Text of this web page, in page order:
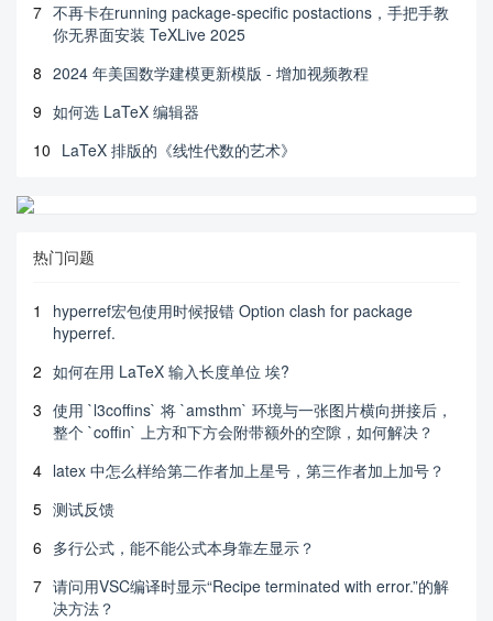
7 不再卡在running package-specific postactions，手把手教
你无界面安装 TeXLive 2025
8 2024 年美国数学建模更新模版 - 增加视频教程
9 如何选 LaTeX 编辑器
10 LaTeX 排版的《线性代数的艺术》
热门问题
1
hyperref宏包使用时候报错 Option clash for package
hyperref.
2 如何在用 LaTeX 输入长度单位 埃?
3 使用 `l3coffins` 将 `amsthm` 环境与一张图片横向拼接后，
整个 `coffin` 上方和下方会附带额外的空隙，如何解决？
4 latex 中怎么样给第二作者加上星号，第三作者加上加号？
5 测试反馈
6 多行公式，能不能公式本身靠左显示？
7 请问用VSC编译时显示“Recipe terminated with error.”的解
决方法？